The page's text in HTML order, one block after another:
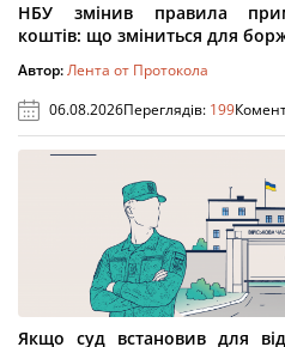
НБУ змінив правила
коштів: що зміниться для
Автор:Лента от Протокола
06.08.2026Переглядів: 199
Якщо суд встановив для